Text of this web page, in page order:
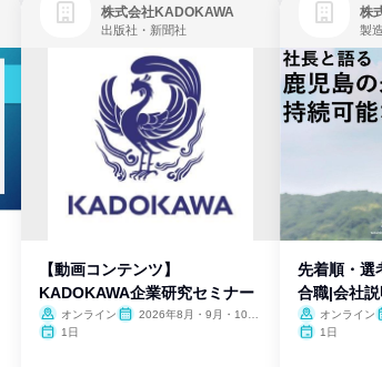
株式会社KADOKAWA
出版社・新聞社
【動画コンテンツ】
KADOKAWA企業研究セミナー
オンライン
2026年8月・9月・10
1日
株
製
先着順・選
合職|会社
オンライン
1日